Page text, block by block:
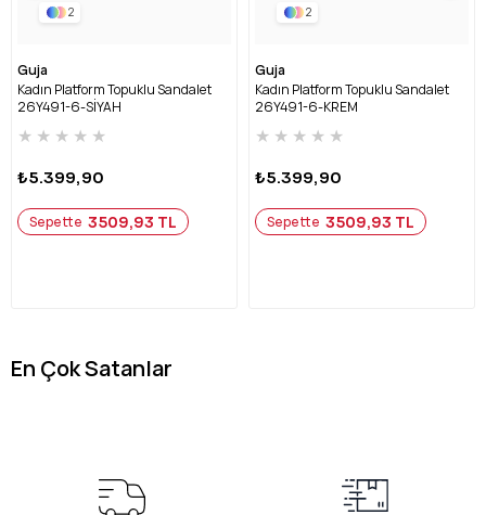
2
Guja
Kadın Platform Topuklu Sandalet
26Y491-6-SİYAH
★ ★ ★ ★ ★
₺5.399,90
Sepette 3509,93 TL
2
Guja
Kadın Platform Topuklu Sandalet
26Y491-6-KREM
★ ★ ★ ★ ★
₺5.399,90
Sepette 3509,93 TL
En Çok Satanlar